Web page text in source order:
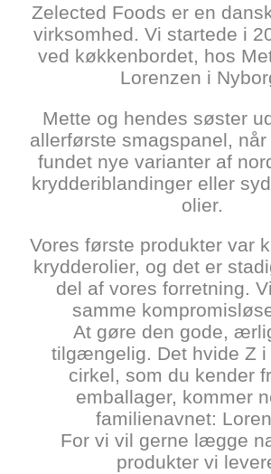
Zelected Foods er en
virksomhed. Vi startede i
ved køkken­bordet, hos
Lorenzen i
Mette og hendes søster
aller­første smags­panel,
fundet nye varianter af
krydderi­blandinger eller
olier.
Vores første produkter var
krydder­olier, og det er
del af vores forretning.
samme
At gøre den gode,
tilgængelig. Det hvide Z i
cirkel, som du kender
emballager, kommer
familienavnet:
For vi vil gerne lægge
produkter vi